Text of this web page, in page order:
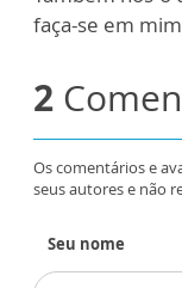
faça-se em
2
Os comentários e
seus autores e não
Seu nome